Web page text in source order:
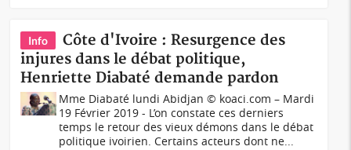
Info
Côte d'Ivoire : Resurgence des
injures dans le débat politique,
Henriette Diabaté demande pardon
Mme Diabaté lundi Abidjan © koaci.com – Mardi
19 Février 2019 - L’on constate ces derniers
temps le retour des vieux démons dans le débat
politique ivoirien. Certains acteurs dont ne...